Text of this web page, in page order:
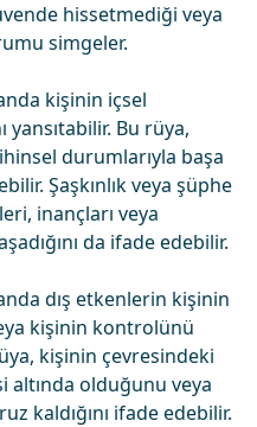
hissetmediği veya
simgeler.
kişinin içsel
yansıtabilir. Bu rüya,
durumlarıyla başa
Şaşkınlık veya şüphe
inançları veya
da ifade edebilir.
dış etkenlerin kişinin
kişinin kontrolünü
kişinin çevresindeki
altında olduğunu veya
kaldığını ifade edebilir.